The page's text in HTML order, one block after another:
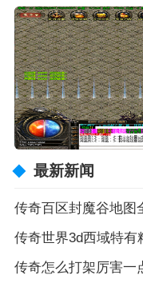
最新新闻
传奇百区封魔谷地图
传奇世界3d西域特有
传奇怎么打架厉害一